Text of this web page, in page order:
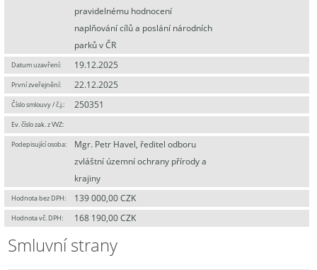
pravidelnému hodnocení
naplňování cílů a poslání národních
parků v ČR
Datum uzavření: 19.12.2025
První zveřejnění: 22.12.2025
Číslo smlouvy / č.j.: 250351
Ev. číslo zak. z VVZ:
Podepisující osoba:
Mgr. Petr Havel, ředitel odboru
zvláštní územní ochrany přírody a
krajiny
Hodnota bez DPH: 139 000,00 CZK
Hodnota vč. DPH: 168 190,00 CZK
Smluvní strany